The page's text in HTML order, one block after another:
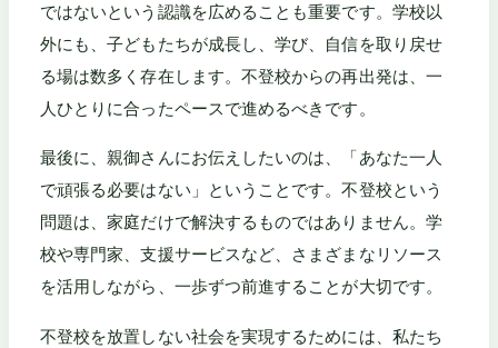
ではないという認識を広めることも重要です。学校以
外にも、子どもたちが成長し、学び、自信を取り戻せ
る場は数多く存在します。不登校からの再出発は、一
人ひとりに合ったペースで進めるべきです。
最後に、親御さんにお伝えしたいのは、「あなた一人
で頑張る必要はない」ということです。不登校という
問題は、家庭だけで解決するものではありません。学
校や専門家、支援サービスなど、さまざまなリソース
を活用しながら、一歩ずつ前進することが大切です。
不登校を放置しない社会を実現するためには、私たち